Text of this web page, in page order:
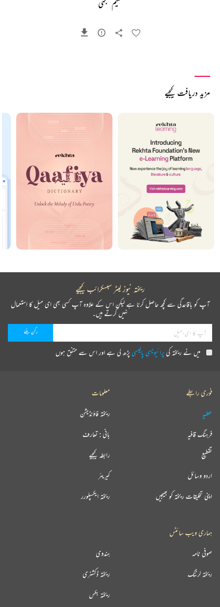
نعیم نجمی
مزید دریافت کیجیے
ریختہ نیوز لیٹر سبسکرائب کیجیے
آپ کو باقاعدگی سے کچھ حاصل کرنا ہے لیکن اس کے علاوہ آپ کسی بھی ای میل کا استعمال
نہیں کرتے ہیں۔
میں نے ریختہ کیپرائیویسی پالیسیپڑھ لی ہے اور اس سے متفق ہوں
فوری رابطے
عطیہ
فرہنگ قافیہ
تقطیع
اردو وسائل
اپنی تخلیقات ریختہ کو بھیجیں
معلومات
ریختہ فاؤنڈیشن
بانی : تعارف
رابطہ کیجیے
کیریئر
ریختہ ایکسپلورر
ہماری ویب سائٹس
ہندوی صوفی نامہ
ریختہ ڈکشنری ریختہ لرننگ
ریختہ بکس